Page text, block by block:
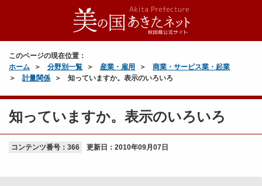
このページの現在位置：
ホーム
分野別一覧 産業・雇用
商業・サービス業・起業
計量関係
知っていますか。表示のいろいろ
知っていますか。表示のいろいろ
コンテンツ番号：366 更新日： 2010年09月07日